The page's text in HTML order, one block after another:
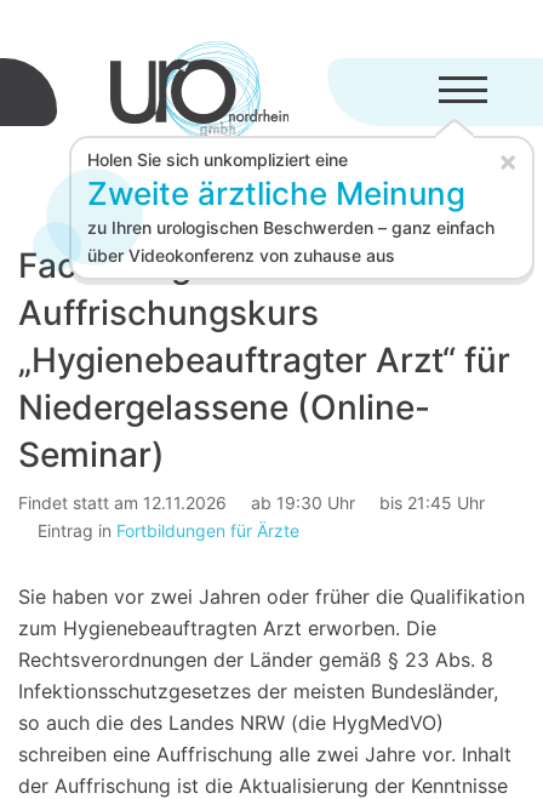
Menü
Holen Sie sich unkompliziert eine
Zweite ärztliche Meinung
zu Ihren urologischen Beschwerden – ganz einfach
über Videokonferenz von zuhause aus
×
Fachübergreifender
Auffrischungskurs
„Hygienebeauftragter Arzt“ für
Niedergelassene (Online-
Seminar)
Findet statt am 12.11.2026 ab 19:30 Uhr
bis 21:45 Uhr
Eintrag in Fortbildungen für Ärzte
Sie haben vor zwei Jahren oder früher die Qualifikation
zum Hygienebeauftragten Arzt erworben. Die
Rechtsverordnungen der Länder gemäß § 23 Abs. 8
Infektionsschutzgesetzes der meisten Bundesländer,
so auch die des Landes NRW (die HygMedVO)
schreiben eine Auffrischung alle zwei Jahre vor. Inhalt
der Auffrischung ist die Aktualisierung der Kenntnisse